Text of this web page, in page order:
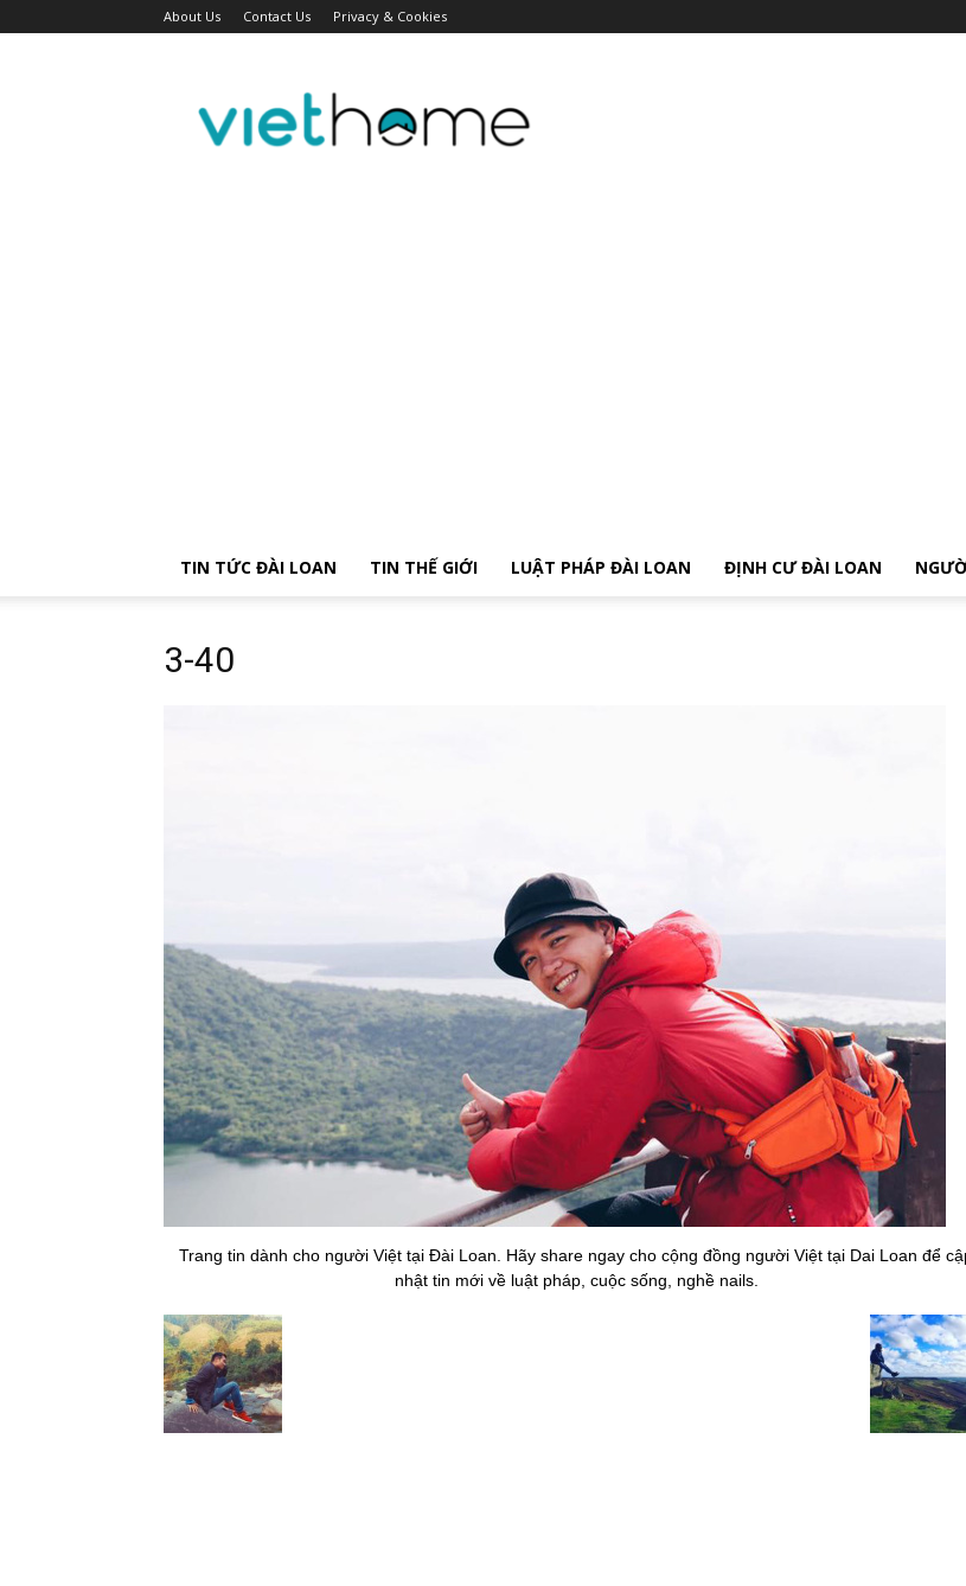
About Us Contact Us Privacy & Cookies
người
Việt
TIN TỨC ĐÀI LOAN TIN THẾ GIỚI LUẬT PHÁP ĐÀI LOAN ĐỊNH CƯ ĐÀI LOAN
3-40
Trang tin dành cho người Việt tại Đài Loan. Hãy share ngay cho cộng đồng người Việt tại Dai Loan để
nhật tin mới về luật pháp, cuộc sống, nghề nails.